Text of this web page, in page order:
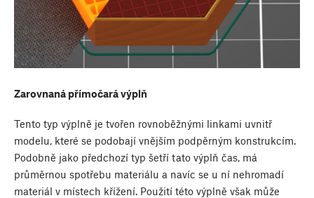
Zarovnaná přímočará výplň
Tento typ výplně je tvořen rovnoběžnými linkami uvnitř
modelu, které se podobají vnějším podpěrným konstrukcím.
Podobně jako předchozí typ šetří tato výplň čas, má
průměrnou spotřebu materiálu a navíc se u ní nehromadí
materiál v místech křížení. Použití této výplně však může